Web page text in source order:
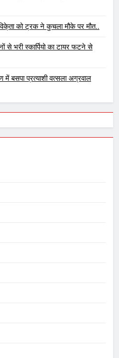
को ट्रक ने कुचला मौके पर मौत..
से भरी स्कार्पियो का टायर फटने से
में बसपा प्रत्याशी वत्सला अग्रवाल